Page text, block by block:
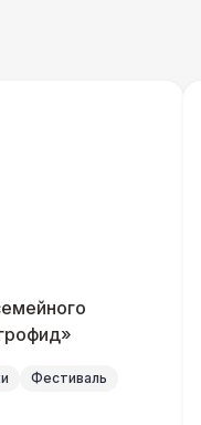
Фестиваль